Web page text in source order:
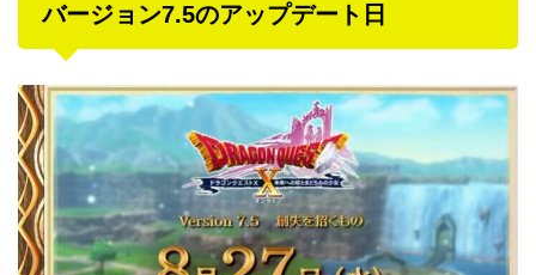
バージョン7.5のアップデート日